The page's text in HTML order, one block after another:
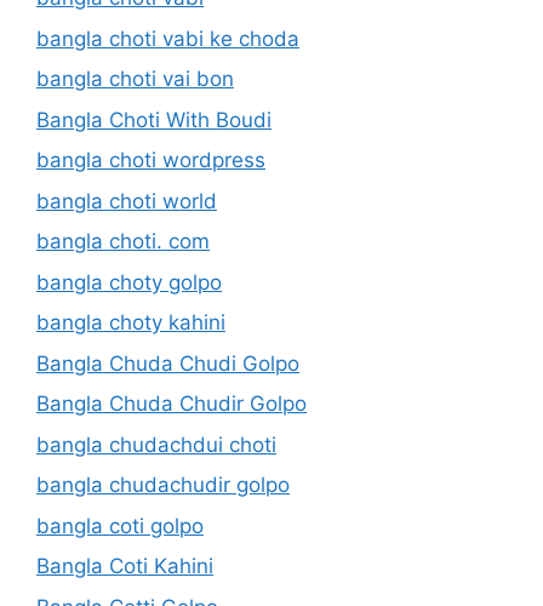
bangla choti vabi ke choda
bangla choti vai bon
Bangla Choti With Boudi
bangla choti wordpress
bangla choti world
bangla choti. com
bangla choty golpo
bangla choty kahini
Bangla Chuda Chudi Golpo
Bangla Chuda Chudir Golpo
bangla chudachdui choti
bangla chudachudir golpo
bangla coti golpo
Bangla Coti Kahini